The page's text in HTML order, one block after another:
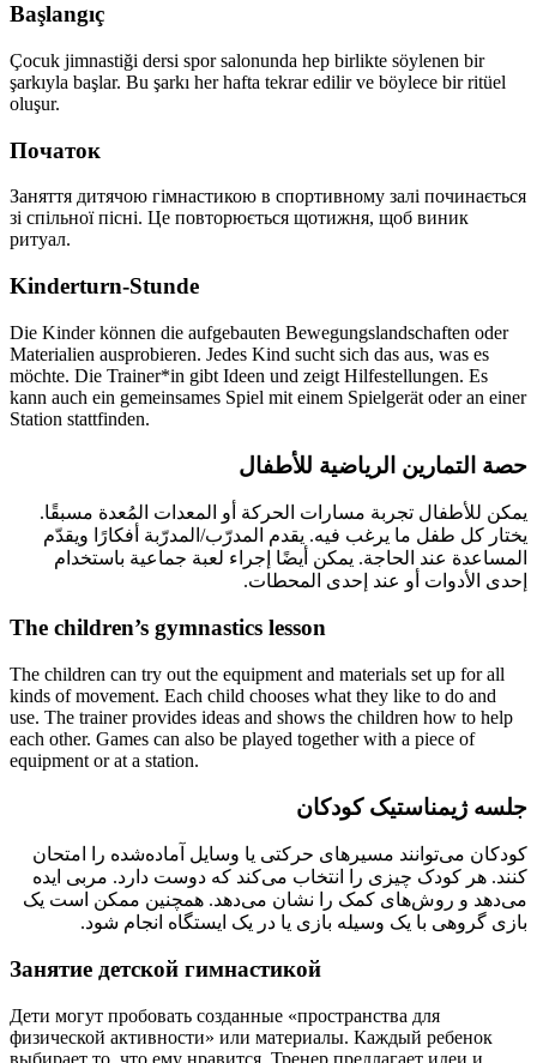
Başlangıç
Çocuk jimnastiği dersi spor salonunda hep birlikte söylenen bir
şarkıyla başlar. Bu şarkı her hafta tekrar edilir ve böylece bir ritüel
oluşur.
Початок
Заняття дитячою гімнастикою в спортивному залі починається
зі спільної пісні. Це повторюється щотижня, щоб виник
ритуал.
Kinderturn-Stunde
Die Kinder können die aufgebauten Bewegungslandschaften oder
Materialien ausprobieren. Jedes Kind sucht sich das aus, was es
möchte. Die Trainer*in gibt Ideen und zeigt Hilfestellungen. Es
kann auch ein gemeinsames Spiel mit einem Spielgerät oder an einer
Station stattfinden.
حصة التمارين الرياضية للأطفال
يمكن للأطفال تجربة مسارات الحركة أو المعدات المُعدة مسبقًا.
يختار كل طفل ما يرغب فيه. يقدم المدرّب/المدرّبة أفكارًا ويقدّم
المساعدة عند الحاجة. يمكن أيضًا إجراء لعبة جماعية باستخدام
إحدى الأدوات أو عند إحدى المحطات.
The children’s gymnastics lesson
The children can try out the equipment and materials set up for all
kinds of movement. Each child chooses what they like to do and
use. The trainer provides ideas and shows the children how to help
each other. Games can also be played together with a piece of
equipment or at a station.
جلسه ژیمناستیک کودکان
کودکان می‌توانند مسیرهای حرکتی یا وسایل آماده‌شده را امتحان
کنند. هر کودک چیزی را انتخاب می‌کند که دوست دارد. مربی ایده
می‌دهد و روش‌های کمک را نشان می‌دهد. همچنین ممکن است یک
بازی گروهی با یک وسیله بازی یا در یک ایستگاه انجام شود.
Занятие детской гимнастикой
Дети могут пробовать созданные «пространства для
физической активности» или материалы. Каждый ребенок
выбирает то, что ему нравится. Тренер предлагает идеи и